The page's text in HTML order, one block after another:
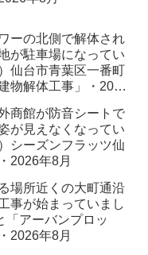
ーの北側で解体され
が駐車場になってい
仙台市青葉区一番町
物解体工事」・2026
商館が防音シートで
が見えなくなってい
シーズンフラッツ仙
2026年8月
場所近くの大町通沿
事が始まっていまし
「アーバンプロッ
2026年8月